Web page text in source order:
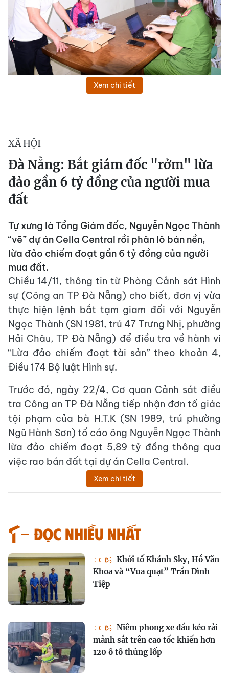
Xem chi tiết
XÃ HỘI
Đà Nẵng: Bắt giám đốc "rởm" lừa
đảo gần 6 tỷ đồng của người mua
đất
Tự xưng là Tổng Giám đốc, Nguyễn Ngọc Thành
“vẽ” dự án Cella Central rồi phân lô bán nền,
lừa đảo chiếm đoạt gần 6 tỷ đồng của người
mua đất.
Chiều 14/11, thông tin từ Phòng Cảnh sát Hình
sự (Công an TP Đà Nẵng) cho biết, đơn vị vừa
thực hiện lệnh bắt tạm giam đối với Nguyễn
Ngọc Thành (SN 1981, trú 47 Trưng Nhị, phường
Hải Châu, TP Đà Nẵng) để điều tra về hành vi
“Lừa đảo chiếm đoạt tài sản” theo khoản 4,
Điều 174 Bộ luật Hình sự.
Trước đó, ngày 22/4, Cơ quan Cảnh sát điều
tra Công an TP Đà Nẵng tiếp nhận đơn tố giác
tội phạm của bà H.T.K (SN 1989, trú phường
Ngũ Hành Sơn) tố cáo ông Nguyễn Ngọc Thành
lừa đảo chiếm đoạt 5,89 tỷ đồng thông qua
việc rao bán đất tại dự án Cella Central.
Xem chi tiết
Đọc nhiều nhất
Khởi tố Khánh Sky, Hồ Văn
Khoa và “Vua quạt” Trần Đình
Tiệp
Niêm phong xe đầu kéo rải
mảnh sắt trên cao tốc khiến hơn
120 ô tô thủng lốp